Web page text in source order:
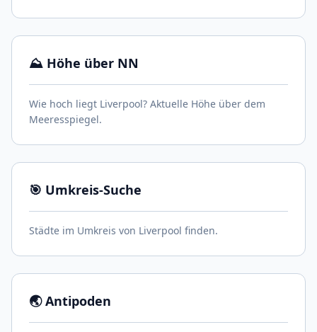
⛰️ Höhe über NN
Wie hoch liegt Liverpool? Aktuelle Höhe über dem
Meeresspiegel.
🎯 Umkreis-Suche
Städte im Umkreis von Liverpool finden.
🌏 Antipoden